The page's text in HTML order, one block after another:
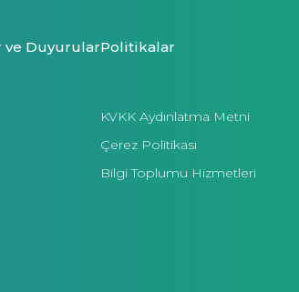
ve DuyurularPolitikalar
KVKK Aydınlatma Metni
Çerez Politikası
Bilgi Toplumu Hizmetleri